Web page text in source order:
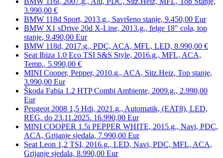
3.990,00 €
BMW 118d Sport, 2013.g., Savršeno stanje, 9.450,00 Eur
BMW X1 sDrive 20d X-Line, 2013.g., felge 18″ cola, top
stanje, 9.490,00 Eur
BMW 118d, 2017.g., PDC, ACA, MFL, LED, 8.990,00 €
Seat Ibiza 1.0 Eco TSI S&S Style, 2016.g., MFL, ACA,
Temp., 5.990,00 €
MINI Cooper, Pepper, 2010.g., ACA, Sitz.Heiz, Top stanje,
3.990,00 Eur
Škoda Fabia 1.2 HTP Combi Ambiente, 2009.g., 2.990,00
Eur
Peugeot 2008 1,5 Hdi, 2021.g., Automatik, (EAT8), LED,
REG. do 23.11.2025. 16.990,00 Eur
MINI COOPER 1.5i PEPPER WHITE, 2015.g., Navi, PDC,
ACA, Grijanje sjedala, 7.990,00 Eur
Seat Leon 1,2 TSI, 2016.g., LED, Navi, PDC, MFL, ACA,
Grijanje sjedala, 8.990,00 Eur